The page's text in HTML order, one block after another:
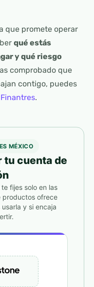
que promete operar
qué estás
y qué riesgo
comprobado que
contigo, puedes
.
MÉXICO
tu cuenta de
fijes solo en las
productos ofrece
y si encaja